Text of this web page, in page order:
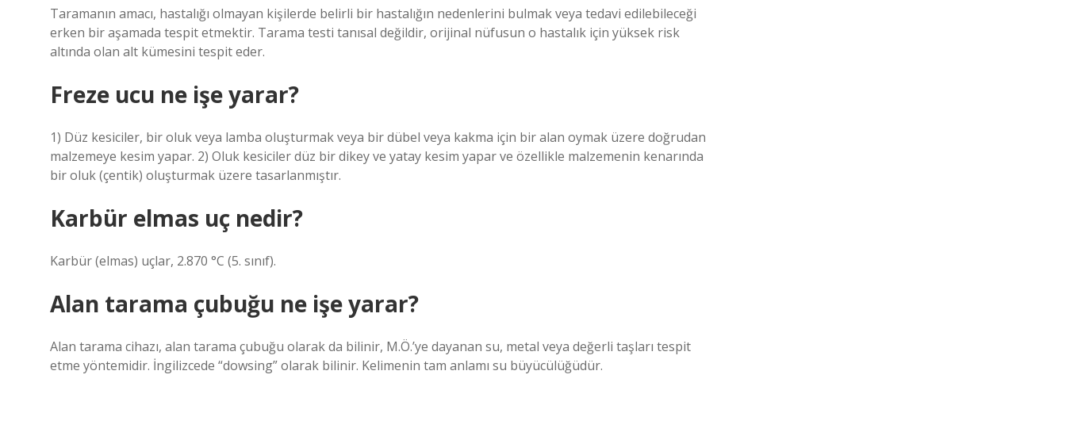
Taramanın amacı, hastalığı olmayan kişilerde belirli bir hastalığın nedenlerini bulmak veya tedavi edilebileceği
erken bir aşamada tespit etmektir. Tarama testi tanısal değildir, orijinal nüfusun o hastalık için yüksek risk
altında olan alt kümesini tespit eder.
Freze ucu ne işe yarar?
1) Düz kesiciler, bir oluk veya lamba oluşturmak veya bir dübel veya kakma için bir alan oymak üzere doğrudan
malzemeye kesim yapar. 2) Oluk kesiciler düz bir dikey ve yatay kesim yapar ve özellikle malzemenin kenarında
bir oluk (çentik) oluşturmak üzere tasarlanmıştır.
Karbür elmas uç nedir?
Karbür (elmas) uçlar, 2.870 °C (5. sınıf).
Alan tarama çubuğu ne işe yarar?
Alan tarama cihazı, alan tarama çubuğu olarak da bilinir, M.Ö.’ye dayanan su, metal veya değerli taşları tespit
etme yöntemidir. İngilizcede “dowsing” olarak bilinir. Kelimenin tam anlamı su büyücülüğüdür.